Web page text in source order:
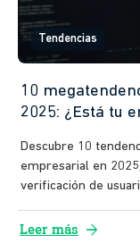
Tendencias
10
2025: ¿Está tu
Descubre 10
empresarial en
verificación de
Leer más arrow_forward